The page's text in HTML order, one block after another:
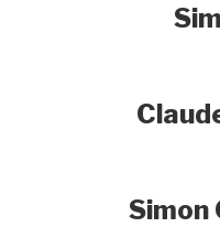
Simon